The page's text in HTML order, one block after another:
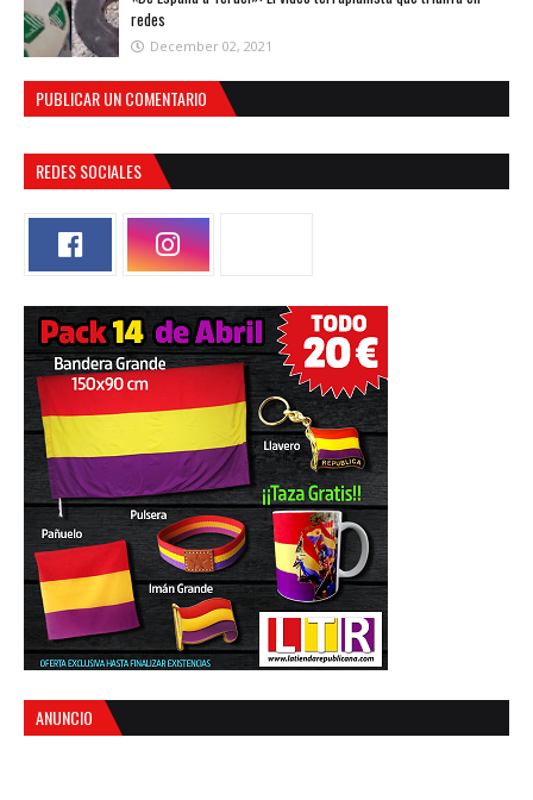
redes
December 02, 2021
PUBLICAR UN COMENTARIO
REDES SOCIALES
ANUNCIO